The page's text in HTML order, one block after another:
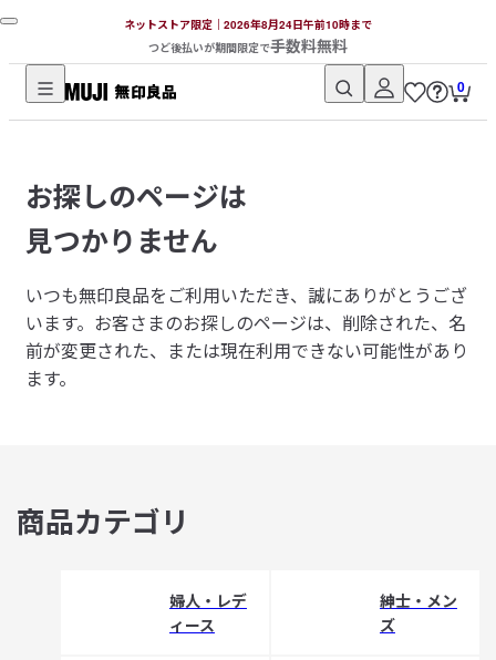
ネットストア限定｜2026年8月24日午前10時まで
つど後払いが期間限定で手数料無料
無
品
ネ
ッ
ト
ス
ト
ア
0
お探しのページは
見つかりません
いつも無印良品をご利用いただき、誠にありがとうござ
います。 お客さまのお探しのページは、削除された、名
前が変更された、または現在利用できない可能性があり
ます。
商品カテゴリ
婦人・レデ
ィース
紳士・メン
ズ